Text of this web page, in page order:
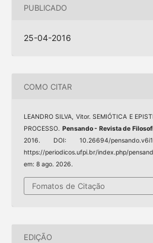
PUBLICADO
25-04-2016
COMO CITAR
LEANDRO SILVA, Vitor. SEMIÓTICA E
PROCESSO. Pensando - Revista de
2016. DOI: 10.26694/
https://periodicos.ufpi.br/index.php/
em: 8 ago. 2026.
Fomatos de Citação
EDIÇÃO